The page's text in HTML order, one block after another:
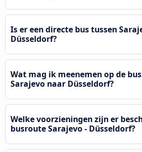
Is er een directe bus tussen
Düsseldorf?
Wat mag ik meenemen op de
Sarajevo naar Düsseldorf?
Welke voorzieningen zijn er
busroute Sarajevo - Düsseldorf?